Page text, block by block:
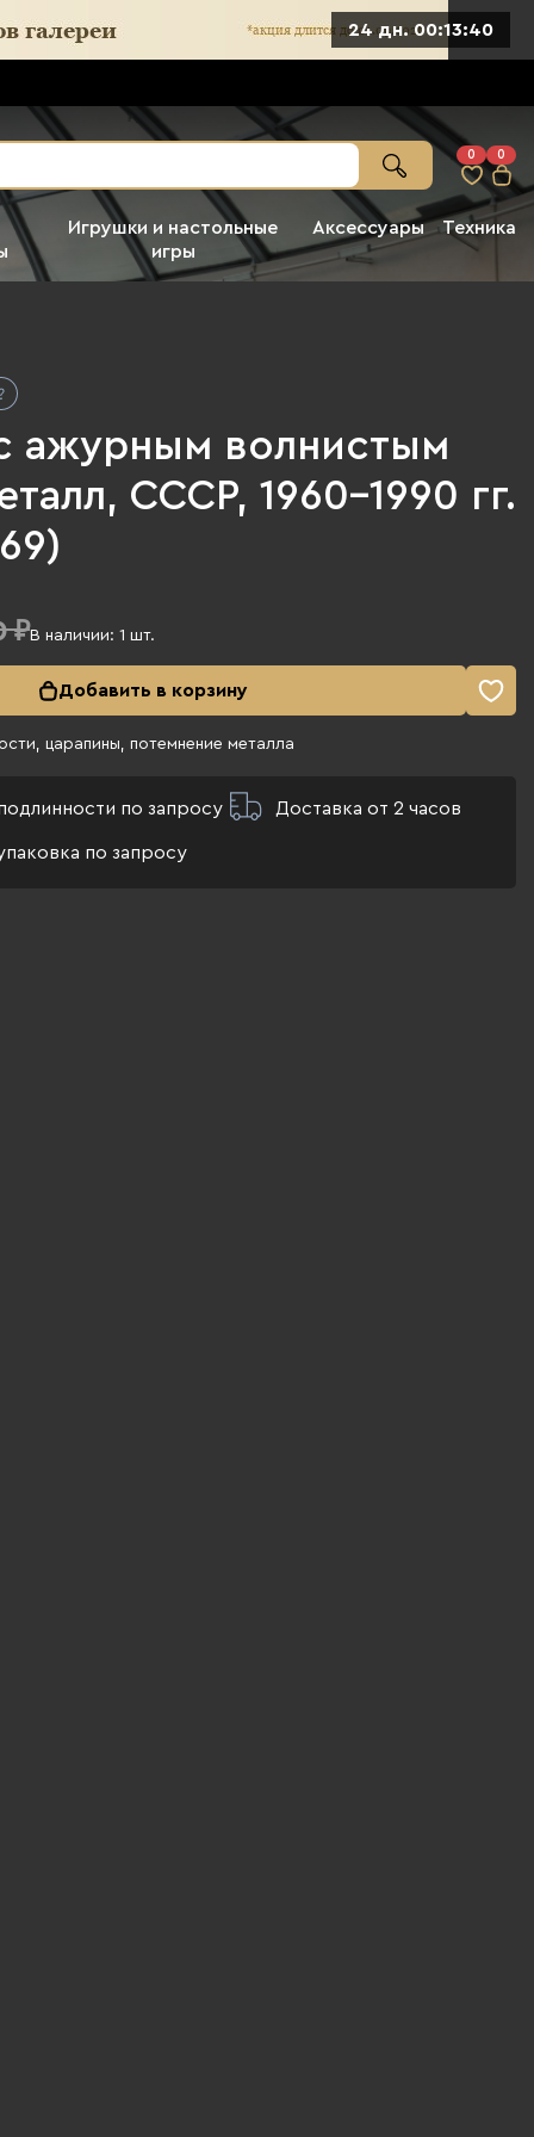
24 дн. 00:13:39
0 0
Игрушки и настольные
игры
Аксессуары Техника
ажурным волнистым
СССР, 1960-1990 гг.
₽В наличии: 1 шт.
Добавить в корзину
царапины, потемнение металла
по запросу Доставка от 2 часов
по запросу